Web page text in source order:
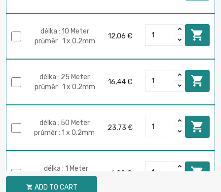
délka : 10 Meter
průměr : 1 x 0.2mm
12,06 € 
délka : 25 Meter
průměr : 1 x 0.2mm
16,44 € 
délka : 50 Meter
průměr : 1 x 0.2mm
23,73 € 
délka : 1 Meter
průměr : 2 x 0.2mm
6,00 € 
 ADD TO CART